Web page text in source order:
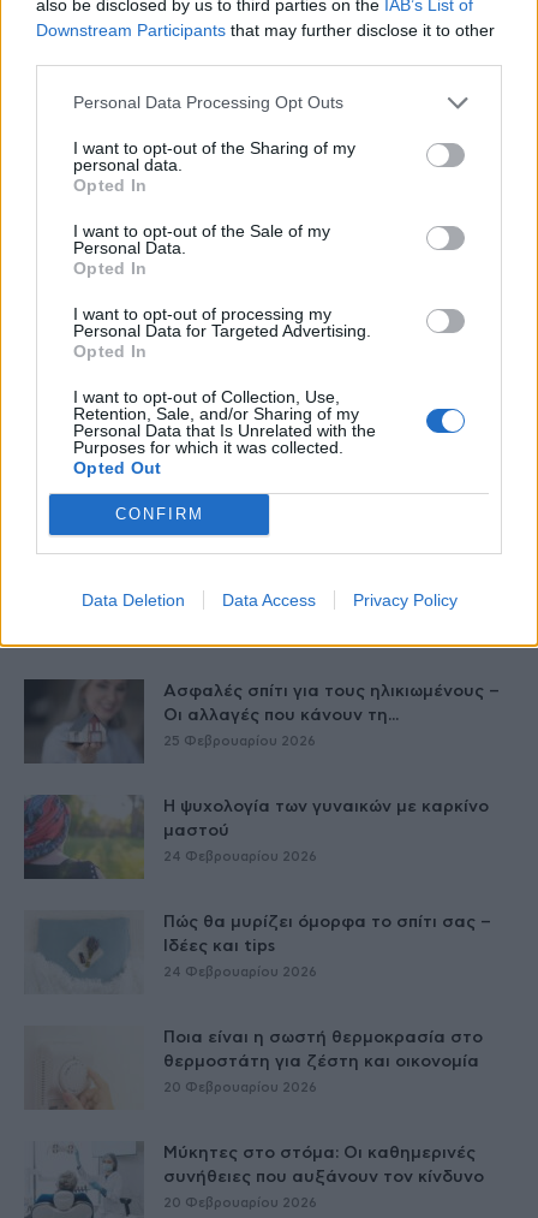
also be disclosed by us to third parties on the IAB’s List of
Downstream Participants that may further disclose it to other
Personal Data Processing Opt Outs
I want to opt-out of the Sharing of my
personal data.
Opted In
I want to opt-out of the Sale of my
Personal Data.
Opted In
I want to opt-out of processing my
Personal Data for Targeted Advertising.
Opted In
I want to opt-out of Collection, Use,
Retention, Sale, and/or Sharing of my
Personal Data that Is Unrelated with the
Purposes for which it was collected.
Opted Out
CONFIRM
Data Deletion Data Access Privacy Policy
Δείτε Ακόμη
9 πράγματα που δεν πρέπει να λέτε σε
έναν επισκέπτη
Τατουάζ: Μπορεί να επηρεάσει μετά από
27 Φεβρουαρίου 2026
Ταχύτερη βιολογική γήρανση στους
συμβουλές
Ασφαλές σπίτι για τους ηλικιωμένους –
Οι αλλαγές που κάνουν τη...
25 Φεβρουαρίου 2026
Η ψυχολογία των γυναικών με καρκίνο
μαστού
24 Φεβρουαρίου 2026
Πώς θα μυρίζει όμορφα το σπίτι σας –
Ιδέες και tips
24 Φεβρουαρίου 2026
Ποια είναι η σωστή θερμοκρασία στο
θερμοστάτη για ζέστη και οικονομία
20 Φεβρουαρίου 2026
Μύκητες στο στόμα: Οι καθημερινές
συνήθειες που αυξάνουν τον κίνδυνο
20 Φεβρουαρίου 2026